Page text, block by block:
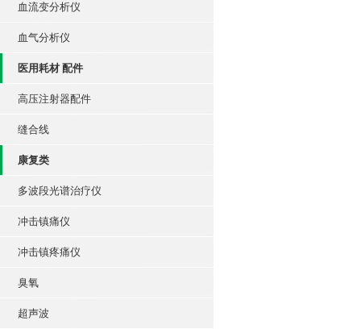
血流变分析仪
血气分析仪
医用耗材 配件
高压注射器配件
缝合线
康复类
多波段光谱治疗仪
冲击镇痛仪
冲击镇疼痛仪
臭氧
超声波